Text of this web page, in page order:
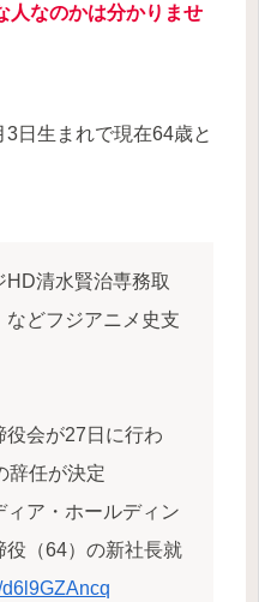
人なのかは分かりませ
日生まれで現在64歳と
HD清水賢治専務取
どフジアニメ史支
役会が27日に行わ
辞任が決定
ア・ホールディン
役（64）の新社長就